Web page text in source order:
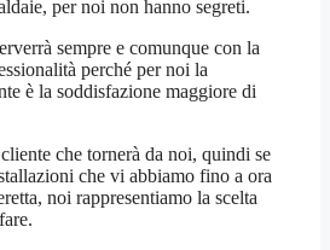
per noi non hanno segreti.
sempre e comunque con la
perché per noi la
è la soddisfazione maggiore di
che tornerà da noi, quindi se
che vi abbiamo fino a ora
noi rappresentiamo la scelta